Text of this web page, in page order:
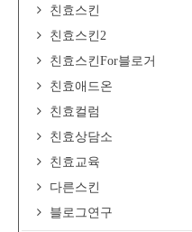
친효스킨
친효스킨2
친효스킨For블로거
친효애드온
친효컬럼
친효상담소
친효교육
다른스킨
블로그연구